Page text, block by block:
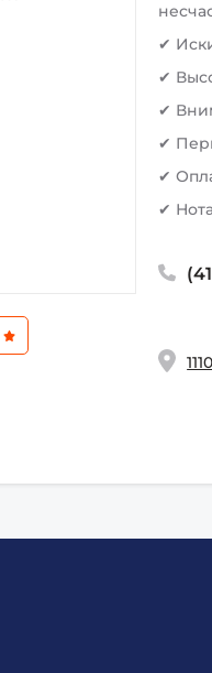
✔
✔
✔
✔
✔
✔